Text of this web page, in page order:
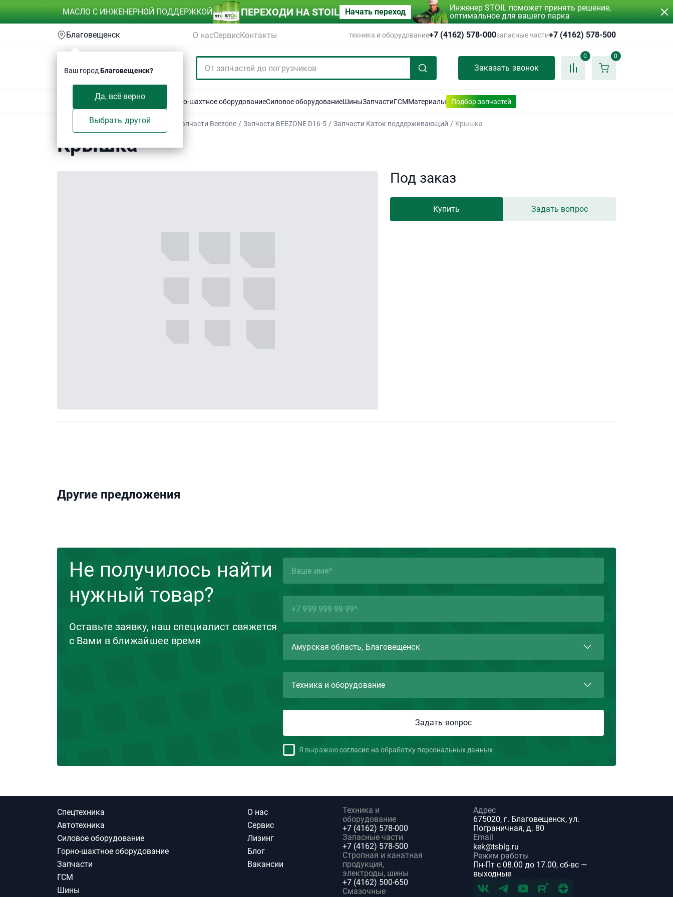
МАСЛО С ИНЖЕНЕРНОЙ ПОДДЕРЖКОЙ ПЕРЕХОДИ НА STOIL Начать переход
Инженер STOIL поможет принять решение,
оптимальное для вашего парка
Благовещенск
Ваш город Благовещенск?
Да, всё верно
Выбрать другой
О насСервисКонтакты техника и оборудование+7 (4162) 578-000запасные части+7 (4162) 578-500
Заказать звонок
0 0
СпецтехникаАвтотехника Горно-шахтное оборудованиеСиловое оборудованиеШиныЗапчастиГСММатериалы Подбор запчастей
Техсервис / Электронный каталог Запчасти Beezone / Запчасти BEEZONE D16-5 / Запчасти Каток поддерживающий / Крышка
Крышка
Под заказ
Купить Задать вопрос
Другие предложения
Не получилось найти
нужный товар?
Оставьте заявку, наш специалист свяжется
с Вами в ближайшее время
Я выражаюсогласие на обработку персональных данных
Спецтехника
Автотехника
Силовое оборудование
Горно-шахтное оборудование
Запчасти
ГСМ
Шины
О нас
Сервис
Лизинг
Блог
Вакансии
Техника и
оборудование
+7 (4162) 578-000
Запасные части
+7 (4162) 578-500
Стропная и канатная
продукция,
электроды, шины
+7 (4162) 500-650
Смазочные
Адрес
675020, г. Благовещенск, ул.
Пограничная, д. 80
Email
kek@tsblg.ru
Режим работы
Пн-Пт с 08.00 до 17.00, сб-вс —
выходные